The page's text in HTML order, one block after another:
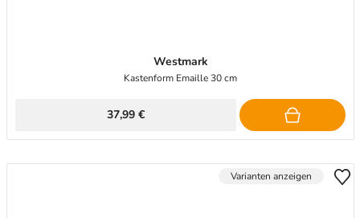
Westmark
Kastenform Emaille 30 cm
37,99 €
Varianten anzeigen